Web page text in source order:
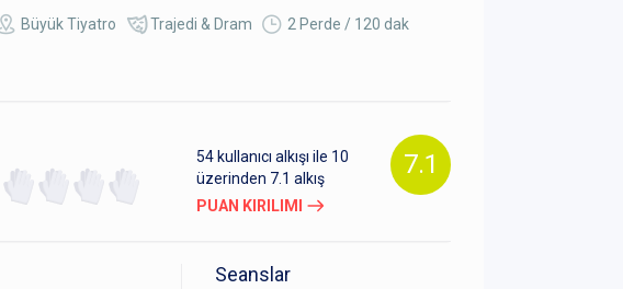
Büyük Tiyatro Trajedi & Dram
2 Perde / 120 dak
7.1
54kullanıcı alkışı ile 10
üzerinden 7.1 alkış
PUAN KIRILIMI
Seanslar